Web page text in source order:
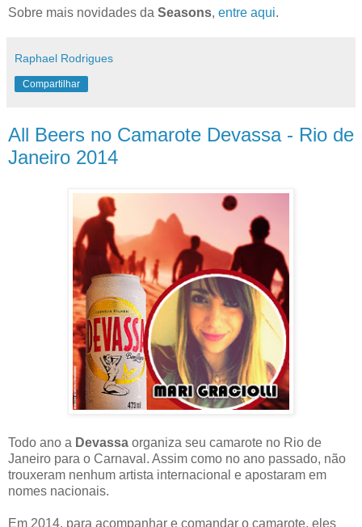
Sobre mais novidades da Seasons, entre aqui.
Raphael Rodrigues
Compartilhar
All Beers no Camarote Devassa - Rio de
Janeiro 2014
Todo ano a Devassa organiza seu camarote no Rio de
Janeiro para o Carnaval. Assim como no ano passado, não
trouxeram nenhum artista internacional e apostaram em
nomes nacionais.
Em 2014, para acompanhar e comandar o camarote, eles